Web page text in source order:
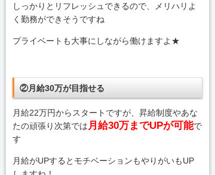
しっかりとリフレッシュできるので、メリハリよ
く勤務ができそうですね
プライベートも大事にしながら働けますよ★
②月給30万が目指せる
月給22万円からスタートですが、昇給制度やあな
たの頑張り次第では 月給30万までUPが可能で
す
月給がUPするとモチベーションもやりがいもUP